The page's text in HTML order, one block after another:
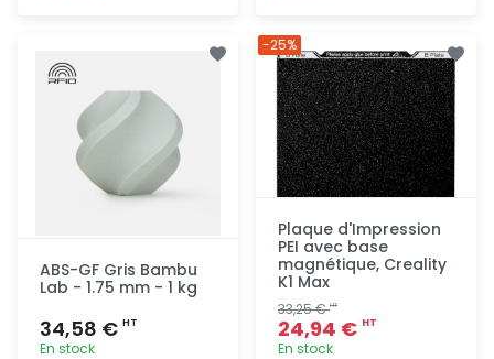
rapide
ABS-GF Gris Bambu
Lab - 1.75 mm - 1 kg
34,58 € HT
En stock
Plaque d'Impression
PEI avec base
magnétique, Creality
K1 Max
33,25 €HT
24,94 € HT
En stock
-25%